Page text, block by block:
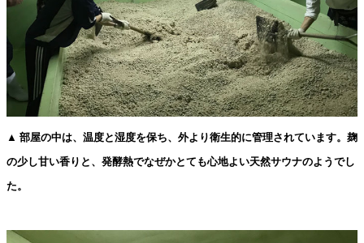
▲ 部屋の中は、温度と湿度を保ち、外より衛生的に管理されています。麹
の少し甘い香りと、発酵熱でなぜかとても心地よい天然サウナのようでし
た。